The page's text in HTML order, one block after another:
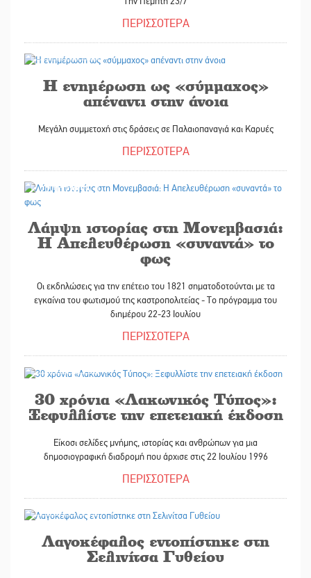
ΠΕΡΙΣΣΟΤΕΡΑ
Η ενημέρωση ως «σύμμαχος»
απέναντι στην άνοια
Μεγάλη συμμετοχή στις δράσεις σε Παλαιοπαναγιά και Καρυές
ΠΕΡΙΣΣΟΤΕΡΑ
22/07/2026
Λάμψη ιστορίας στη Μονεμβασιά:
Η Απελευθέρωση «συναντά» το
φως
Οι εκδηλώσεις για την επέτειο του 1821 σηματοδοτούνται με τα
εγκαίνια του φωτισμού της καστροπολιτείας - Το πρόγραμμα του
διημέρου 22-23 Ιουλίου
ΠΕΡΙΣΣΟΤΕΡΑ
30 χρόνια «Λακωνικός Τύπος»:
Ξεφυλλίστε την επετειακή έκδοση
Είκοσι σελίδες μνήμης, ιστορίας και ανθρώπων για μια
δημοσιογραφική διαδρομή που άρχισε στις 22 Ιουλίου 1996
ΠΕΡΙΣΣΟΤΕΡΑ
Λαγοκέφαλος εντοπίστηκε στη
Σελινίτσα Γυθείου